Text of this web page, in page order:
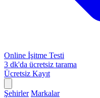
Online İşitme Testi
3 dk'da ücretsiz tarama
Ücretsiz Kayıt
Şehirler Markalar